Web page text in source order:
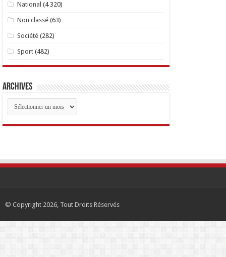
National (4 320)
Non classé (63)
Société (282)
Sport (482)
Archives
Archives
© Copyright 2026, Tout Droits Réservés